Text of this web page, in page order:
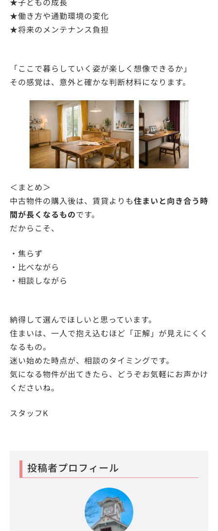
★働き方や通勤環境の変化
★将来のメンテナンス負担
「ここで暮らしていく姿が楽しく想像できるか」
その感覚は、意外と確かな判断材料になります。
＜まとめ＞
中古物件の購入後は、賃貸よりも住まいと向き合う時
間が⻑くなるものです。
だからこそ、
・焦らず
・比べながら
・相談しながら
納得して選んでほしいと思っています。
住まいは、一人で抱え込むほど「正解」が⾒えにくく
なるもの。
迷い始めた時点が、相談のタイミングです。
気になる物件が出てきたら、どうぞお気軽にお声かけ
くださいね。
スタッフK
投稿者プロフィール